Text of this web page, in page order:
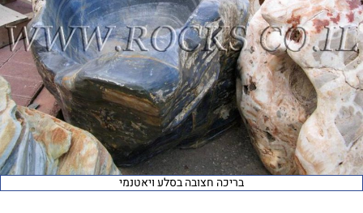
בריכה חצובה בסלע ויאטנמי